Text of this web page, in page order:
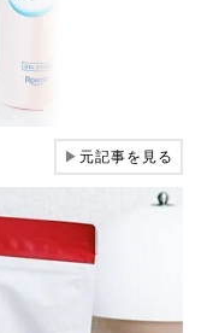
▶元記事を見る